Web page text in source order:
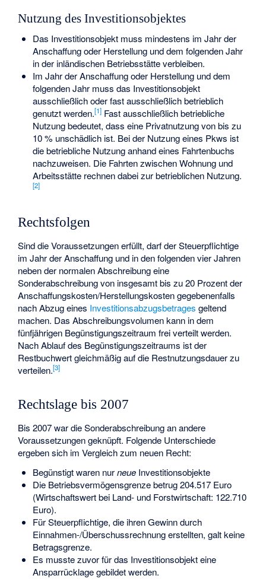
Nutzung des Investitionsobjektes
Das Investitionsobjekt muss mindestens im Jahr der
Anschaffung oder Herstellung und dem folgenden Jahr
in der inländischen Betriebsstätte verbleiben.
Im Jahr der Anschaffung oder Herstellung und dem
folgenden Jahr muss das Investitionsobjekt
ausschließlich oder fast ausschließlich betrieblich
genutzt werden.[1]Fast ausschließlich betriebliche
Nutzung bedeutet, dass eine Privatnutzung von bis zu
10 % unschädlich ist. Bei der Nutzung eines Pkws ist
die betriebliche Nutzung anhand eines Fahrtenbuchs
nachzuweisen. Die Fahrten zwischen Wohnung und
Arbeitsstätte rechnen dabei zur betrieblichen Nutzung.
[2]
Rechtsfolgen
Sind die Voraussetzungen erfüllt, darf der Steuerpflichtige
im Jahr der Anschaffung und in den folgenden vier Jahren
neben der normalen Abschreibung eine
Sonderabschreibung von insgesamt bis zu 20 Prozent der
Anschaffungskosten/Herstellungskosten gegebenenfalls
nach Abzug eines Investitionsabzugsbetrages geltend
machen. Das Abschreibungsvolumen kann in dem
fünfjährigen Begünstigungszeitraum frei verteilt werden.
Nach Ablauf des Begünstigungszeitraums ist der
Restbuchwert gleichmäßig auf die Restnutzungsdauer zu
verteilen.[3]
Rechtslage bis 2007
Bis 2007 war die Sonderabschreibung an andere
Voraussetzungen geknüpft. Folgende Unterschiede
ergeben sich im Vergleich zum neuen Recht:
Begünstigt waren nurneueInvestitionsobjekte
Die Betriebsvermögensgrenze betrug 204.517 Euro
(Wirtschaftswert bei Land- und Forstwirtschaft: 122.710
Euro).
Für Steuerpflichtige, die ihren Gewinn durch
Einnahmen-/Überschussrechnung erstellten, galt keine
Betragsgrenze.
Es musste zuvor für das Investitionsobjekt eine
Ansparrücklage gebildet werden.